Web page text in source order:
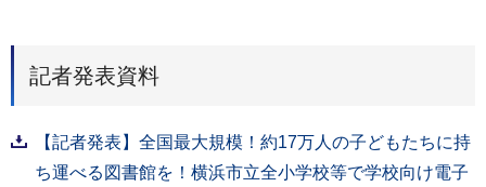
記者発表資料
【記者発表】全国最大規模！約17万人の子どもたちに持
ち運べる図書館を！横浜市立全小学校等で学校向け電子